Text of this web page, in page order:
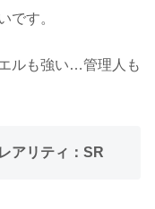
です。
ルも強い…管理人も
アリティ：SR